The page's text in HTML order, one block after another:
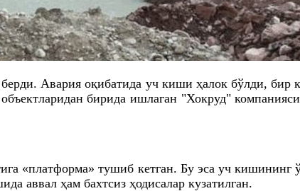
Авария оқибатида уч киши ҳалок бўлди,
бирида ишлаган "Хокруд"
«платформа» тушиб кетган. Бу эса уч кишининг
аввал ҳам бахтсиз ҳодисалар кузатилган.